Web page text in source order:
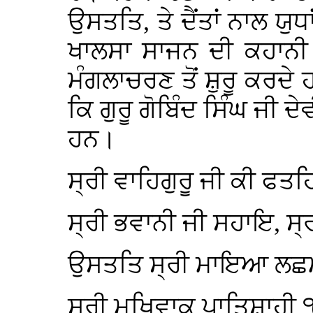
ਉਸਤਤਿ, ਤੇ ਦੈਂਤਾਂ ਨਾਲ
ਖਾਲਸਾ ਸਾਜਨ ਦੀ
ਮੰਗਲਾਚਰਣ ਤੋਂ ਸ਼ੁਰੂ ਕਰਦੇ
ਕਿ ਗੁਰੂ ਗੋਬਿੰਦ ਸਿੰਘ ਜੀ
ਹਨ।
ਸ੍ਰੀ ਵਾਹਿਗੁਰੂ ਜੀ ਕੀ
ਸ੍ਰੀ ਭਵਾਨੀ ਜੀ ਸਹਾਇ,
ਉਸਤਤਿ ਸ੍ਰੀ ਮਾਇਆ
ਸ੍ਰੀ ਮੁਖਿਵਾਕ ਪਾਤਿਸ਼ਾਹੀ